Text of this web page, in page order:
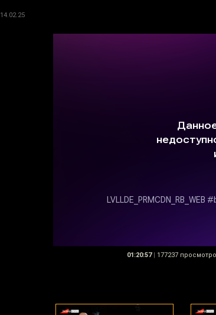
14.02.25
01:20:57 | 177237